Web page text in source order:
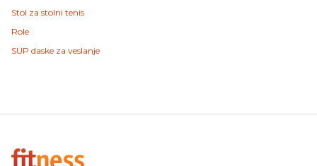
Stol za stolni tenis
Role
SUP daske za veslanje